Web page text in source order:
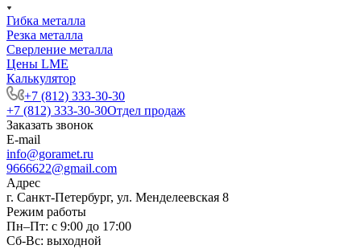
Гибка металла
Резка металла
Сверление металла
Цены LME
Калькулятор
+7 (812) 333-30-30
+7 (812) 333-30-30Отдел продаж
Заказать звонок
E-mail
info@goramet.ru
9666622@gmail.com
Адрес
г. Санкт-Петербург, ул. Менделеевская 8
Режим работы
Пн–Пт: с 9:00 до 17:00
Сб-Вс: выходной